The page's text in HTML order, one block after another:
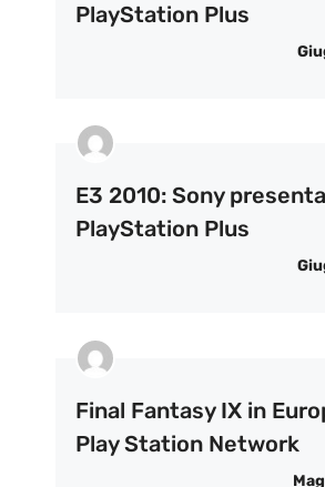
PlayStation Plus
E3 2010: Sony presenta
PlayStation Plus
Final Fantasy IX in
Play Station Network